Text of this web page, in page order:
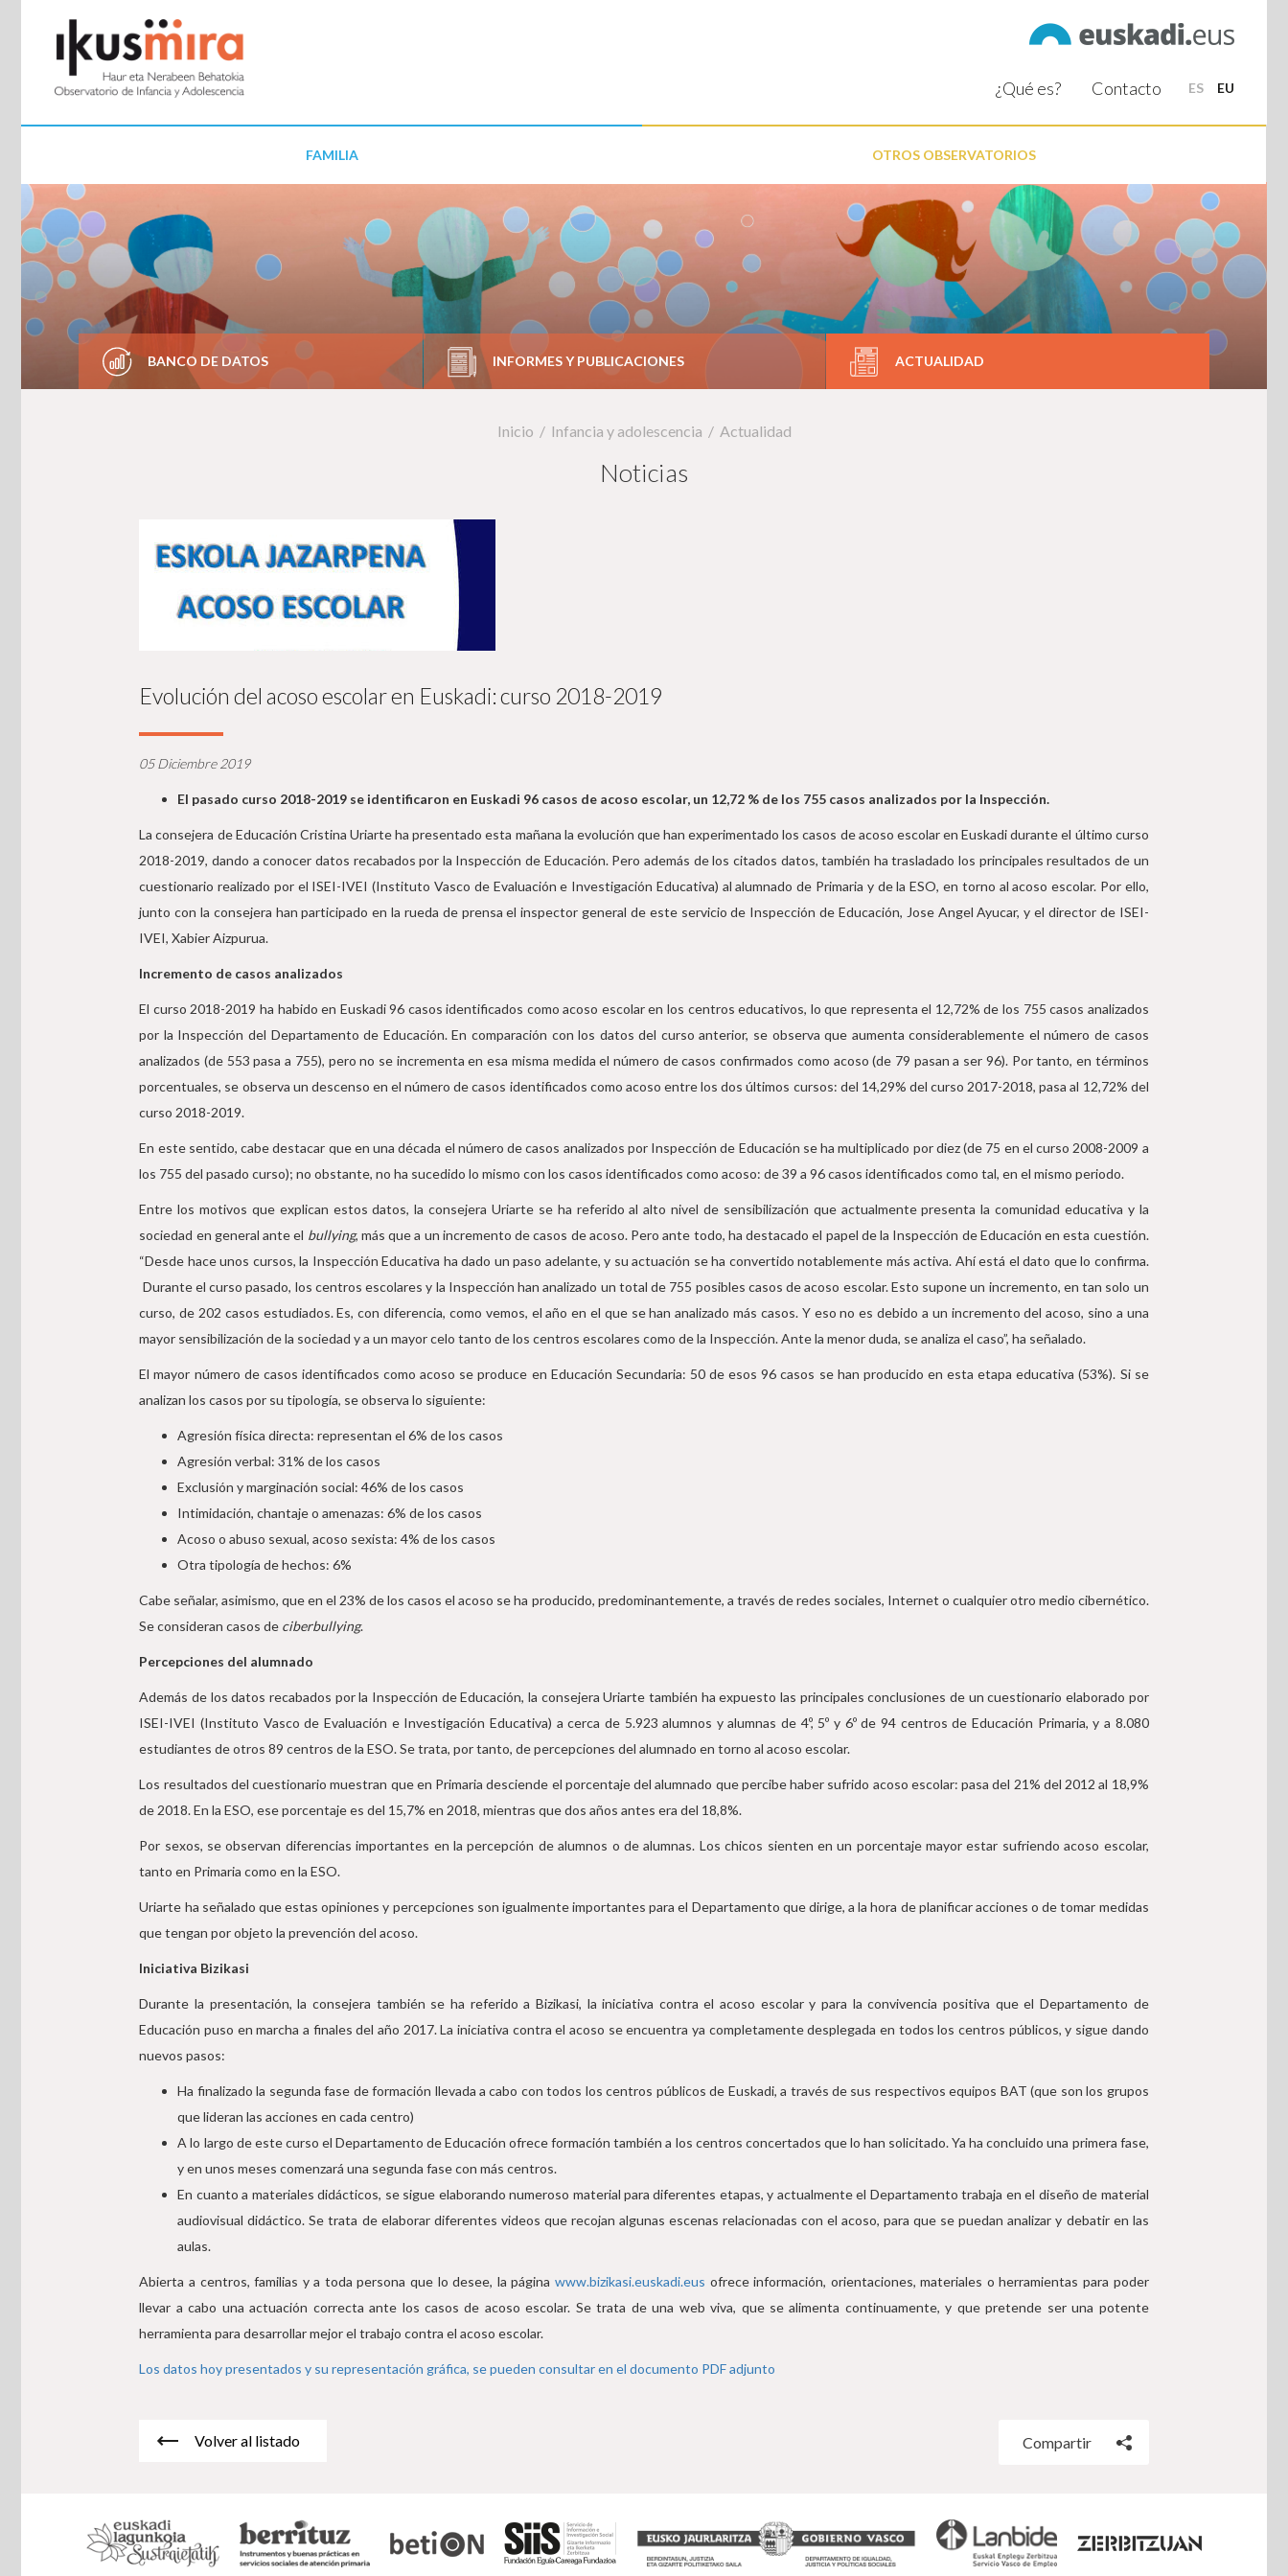
ES EU
FAMILIA OTROS OBSERVATORIOS
¿Qué es? Contacto
BANCO DE DATOS INFORMES Y PUBLICACIONES ACTUALIDAD
Inicio Infancia y adolescencia Actualidad
Noticias
Evolución del acoso escolar en Euskadi: curso 2018-2019
05 Diciembre 2019
El pasado curso 2018-2019 se identificaron en Euskadi 96 casos de acoso escolar, un 12,72 % de los 755 casos analizados por la Inspección.
La consejera de Educación Cristina Uriarte ha presentado esta mañana la evolución que han experimentado los casos de acoso escolar en Euskadi durante el último curso
2018-2019, dando a conocer datos recabados por la Inspección de Educación. Pero además de los citados datos, también ha trasladado los principales resultados de un
cuestionario realizado por el ISEI-IVEI (Instituto Vasco de Evaluación e Investigación Educativa) al alumnado de Primaria y de la ESO, en torno al acoso escolar. Por ello,
junto con la consejera han participado en la rueda de prensa el inspector general de este servicio de Inspección de Educación, Jose Angel Ayucar, y el director de ISEI-
IVEI, Xabier Aizpurua.
Incremento de casos analizados
El curso 2018-2019 ha habido en Euskadi 96 casos identificados como acoso escolar en los centros educativos, lo que representa el 12,72% de los 755 casos analizados
por la Inspección del Departamento de Educación. En comparación con los datos del curso anterior, se observa que aumenta considerablemente el número de casos
analizados (de 553 pasa a 755), pero no se incrementa en esa misma medida el número de casos confirmados como acoso (de 79 pasan a ser 96). Por tanto, en términos
porcentuales, se observa un descenso en el número de casos identificados como acoso entre los dos últimos cursos: del 14,29% del curso 2017-2018, pasa al 12,72% del
curso 2018-2019.
En este sentido, cabe destacar que en una década el número de casos analizados por Inspección de Educación se ha multiplicado por diez (de 75 en el curso 2008-2009 a
los 755 del pasado curso); no obstante, no ha sucedido lo mismo con los casos identificados como acoso: de 39 a 96 casos identificados como tal, en el mismo periodo.
Entre los motivos que explican estos datos, la consejera Uriarte se ha referido al alto nivel de sensibilización que actualmente presenta la comunidad educativa y la
sociedad en general ante el bullying, más que a un incremento de casos de acoso. Pero ante todo, ha destacado el papel de la Inspección de Educación en esta cuestión.
“Desde hace unos cursos, la Inspección Educativa ha dado un paso adelante, y su actuación se ha convertido notablemente más activa. Ahí está el dato que lo confirma.
Durante el curso pasado, los centros escolares y la Inspección han analizado un total de 755 posibles casos de acoso escolar. Esto supone un incremento, en tan solo un
curso, de 202 casos estudiados. Es, con diferencia, como vemos, el año en el que se han analizado más casos. Y eso no es debido a un incremento del acoso, sino a una
mayor sensibilización de la sociedad y a un mayor celo tanto de los centros escolares como de la Inspección. Ante la menor duda, se analiza el caso”, ha señalado.
El mayor número de casos identificados como acoso se produce en Educación Secundaria: 50 de esos 96 casos se han producido en esta etapa educativa (53%). Si se
analizan los casos por su tipología, se observa lo siguiente:
Agresión física directa: representan el 6% de los casos
Agresión verbal: 31% de los casos
Exclusión y marginación social: 46% de los casos
Intimidación, chantaje o amenazas: 6% de los casos
Acoso o abuso sexual, acoso sexista: 4% de los casos
Otra tipología de hechos: 6%
Cabe señalar, asimismo, que en el 23% de los casos el acoso se ha producido, predominantemente, a través de redes sociales, Internet o cualquier otro medio cibernético.
Se consideran casos de ciberbullying.
Percepciones del alumnado
Además de los datos recabados por la Inspección de Educación, la consejera Uriarte también ha expuesto las principales conclusiones de un cuestionario elaborado por
ISEI-IVEI (Instituto Vasco de Evaluación e Investigación Educativa) a cerca de 5.923 alumnos y alumnas de 4º, 5º y 6º de 94 centros de Educación Primaria, y a 8.080
estudiantes de otros 89 centros de la ESO. Se trata, por tanto, de percepciones del alumnado en torno al acoso escolar.
Los resultados del cuestionario muestran que en Primaria desciende el porcentaje del alumnado que percibe haber sufrido acoso escolar: pasa del 21% del 2012 al 18,9%
de 2018. En la ESO, ese porcentaje es del 15,7% en 2018, mientras que dos años antes era del 18,8%.
Por sexos, se observan diferencias importantes en la percepción de alumnos o de alumnas. Los chicos sienten en un porcentaje mayor estar sufriendo acoso escolar,
tanto en Primaria como en la ESO.
Uriarte ha señalado que estas opiniones y percepciones son igualmente importantes para el Departamento que dirige, a la hora de planificar acciones o de tomar medidas
que tengan por objeto la prevención del acoso.
Iniciativa Bizikasi
Durante la presentación, la consejera también se ha referido a Bizikasi, la iniciativa contra el acoso escolar y para la convivencia positiva que el Departamento de
Educación puso en marcha a finales del año 2017. La iniciativa contra el acoso se encuentra ya completamente desplegada en todos los centros públicos, y sigue dando
nuevos pasos:
Ha finalizado la segunda fase de formación llevada a cabo con todos los centros públicos de Euskadi, a través de sus respectivos equipos BAT (que son los grupos
que lideran las acciones en cada centro)
A lo largo de este curso el Departamento de Educación ofrece formación también a los centros concertados que lo han solicitado. Ya ha concluido una primera fase,
y en unos meses comenzará una segunda fase con más centros.
En cuanto a materiales didácticos, se sigue elaborando numeroso material para diferentes etapas, y actualmente el Departamento trabaja en el diseño de material
audiovisual didáctico. Se trata de elaborar diferentes videos que recojan algunas escenas relacionadas con el acoso, para que se puedan analizar y debatir en las
aulas.
Abierta a centros, familias y a toda persona que lo desee, la página www.bizikasi.euskadi.eus ofrece información, orientaciones, materiales o herramientas para poder
llevar a cabo una actuación correcta ante los casos de acoso escolar. Se trata de una web viva, que se alimenta continuamente, y que pretende ser una potente
herramienta para desarrollar mejor el trabajo contra el acoso escolar.
Los datos hoy presentados y su representación gráfica, se pueden consultar en el documento PDF adjunto
Volver al listado Compartir